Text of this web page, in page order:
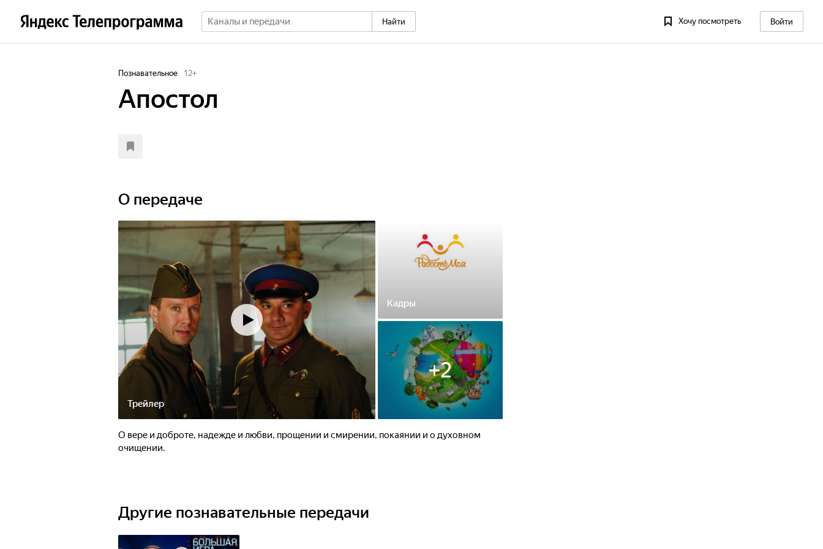
Найти Хочу посмотреть Войти
Познавательное 12+
Апостол
О передаче
Трейлер
Кадры
+2
О вере и доброте, надежде и любви, прощении и смирении, покаянии и о духовном
очищении.
Другие познавательные передачи